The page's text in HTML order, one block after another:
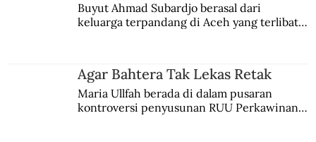
Buyut Ahmad Subardjo berasal dari
keluarga terpandang di Aceh yang terlibat
Agar Bahtera Tak Lekas Retak
Maria Ullfah berada di dalam pusaran
kontroversi penyusunan RUU Perkawinan.